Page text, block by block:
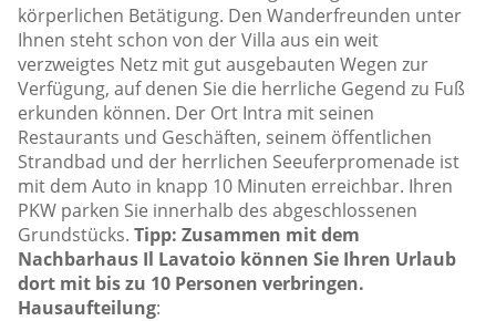
körperlichen Betätigung. Den Wanderfreunden unter
Ihnen steht schon von der Villa aus ein weit
verzweigtes Netz mit gut ausgebauten Wegen zur
Verfügung, auf denen Sie die herrliche Gegend zu Fuß
erkunden können. Der Ort Intra mit seinen
Restaurants und Geschäften, seinem öffentlichen
Strandbad und der herrlichen Seeuferpromenade ist
mit dem Auto in knapp 10 Minuten erreichbar. Ihren
PKW parken Sie innerhalb des abgeschlossenen
Grundstücks. Tipp: Zusammen mit dem
Nachbarhaus Il Lavatoio können Sie Ihren Urlaub
dort mit bis zu 10 Personen verbringen.
Hausaufteilung: